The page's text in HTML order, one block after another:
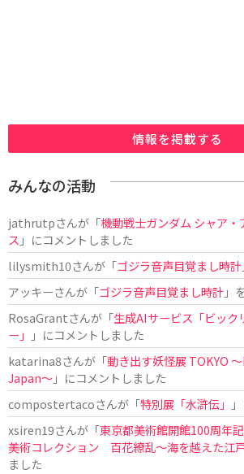
情報を掲載する
みんなの活動
jathrutpさんが「機動戦士ガンダム シャア
ス 」にコメントしました
lilysmith10さんが「ゴジラ音声目覚まし時計
アッキーさんが「ゴジラ音声目覚まし時計」
RosaGrantさんが「生成AIサービス「ビック
ー」
」にコメントしました
katarina8さんが「動き出す妖怪展 TOKYO
Japan〜」にコメントしました
compostertacoさんが「特別展「水滸伝」
xsiren19さんが「東京都美術館開館100周年
美術コレクション 百花繚乱～海を越えた江
ました